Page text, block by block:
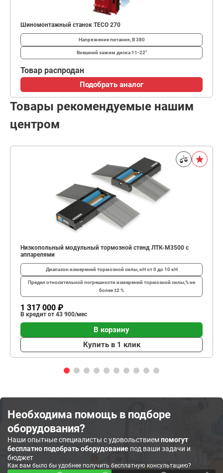
Шиномонтажный станок TECO 270
Напряжение питания, В380
Внешний зажим диска11-22"
Товар распродан
Подобрать аналог
Товары рекомендуемые нашим
центром
Низкопольный модульный тормозной стенд ЛТК-М3500 с
аппарелями
Диапазон измерений тормозной силы, кНот 0 до 10 кН
Предел относительной погрешности измерений тормозной силы,%не
более ±2 %
1 317 000 ₽
В кредит от 43 900/мес
В корзину
Купить в 1 клик
Необходима помощь в подборе
оборудования?
Наши опытные специалисты с удовольствиемпомогут
бесплатно подобрать оборудование под ваши задачи и
бюджет
Как вам было бы удобнее получить бесплатную консультацию?